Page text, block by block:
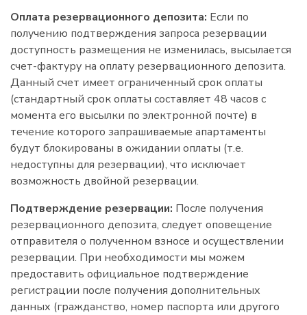
Оплата резервационного депозита: Если по
получению подтверждения запроса резервации
доступность размещения не изменилась, высылается
счет-фактуру на оплату резервационного депозита.
Данный счет имеет ограниченный срок оплаты
(стандартный срок оплаты составляет 48 часов с
момента его высылки по электронной почте) в
течение которого запрашиваемые апартаменты
будут блокированы в ожидании оплаты (т.е.
недоступны для резервации), что исключает
возможность двойной резервации.
Подтверждение резервации: После получения
резервационного депозита, следует оповещение
отправителя о полученном взносе и осуществлении
резервации. При необходимости мы можем
предоставить официальное подтверждение
регистрации после получения дополнительных
данных (гражданство, номер паспорта или другого